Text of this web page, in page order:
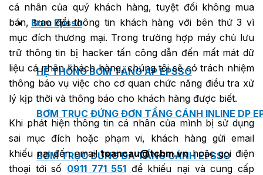
Bơm Epsso
HỆ THỐNG BƠM TĂNG ÁP EPSSO
BƠM TRỤC ĐỨNG ĐƠN TẦNG CÁNH INLINE DP
BƠM TRỤC ĐỨNG ĐA TẦNG CÁNH EPSSO
cá nhân của quý khách hàng, tuyệt đối không mua
bán, trao đổi thông tin khách hàng với bên thứ 3 vì
mục đích thương mại. Trong trường hợp máy chủ lưu
trữ thông tin bị hacker tấn công dẫn đến mất mát dữ
liệu cá nhân khách hàng, chúng tôi sẽ có trách nhiệm
thông báo vụ việc cho cơ quan chức năng điều tra xử
lý kịp thời và thông báo cho khách hàng được biết.
Khi phát hiện thông tin cá nhân của mình bị sử dụng
sai mục đích hoặc phạm vi, khách hàng gửi email
khiếu nại đến emailtoancau@tcbm.vnhoặc gọi điện
thoại tới số 0911 771 551 để khiếu nại và cung cấp